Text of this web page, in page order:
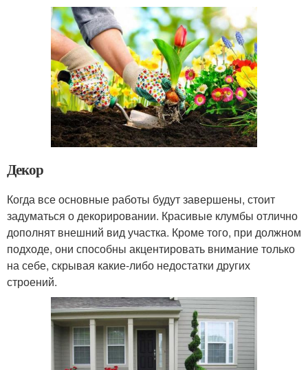
Декор
Когда все основные работы будут завершены, стоит
задуматься о декорировании. Красивые клумбы отлично
дополнят внешний вид участка. Кроме того, при должном
подходе, они способны акцентировать внимание только
на себе, скрывая какие-либо недостатки других
строений.